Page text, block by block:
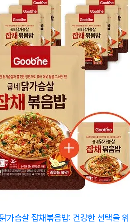
가슴살 잡채볶음밥: 건강한 선택을 위